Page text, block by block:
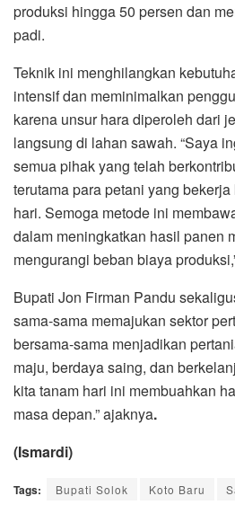
produksi hingga 50 persen dan
padi.
Teknik ini menghilangkan
intensif dan meminimalkan
karena unsur hara diperoleh dari
langsung di lahan sawah. “Saya
semua pihak yang telah
terutama para petani yang
hari. Semoga metode ini
dalam meningkatkan hasil panen
mengurangi beban biaya
Bupati Jon Firman Pandu
sama-sama memajukan sektor
bersama-sama menjadikan
maju, berdaya saing, dan
kita tanam hari ini membuahkan
masa depan.” ajaknya.
(Ismardi)
Tags: Bupati Solok Koto Baru